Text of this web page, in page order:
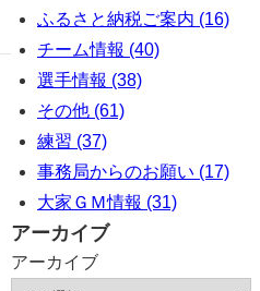
ふるさと納税ご案内 (16)
チーム情報 (40)
選手情報 (38)
その他 (61)
練習 (37)
事務局からのお願い (17)
大家ＧＭ情報 (31)
アーカイブ
アーカイブ